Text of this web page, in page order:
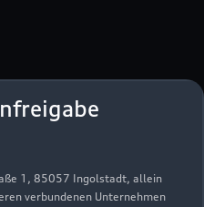
1, 85057 Ingolstadt, allein
verbundenen Unternehmen